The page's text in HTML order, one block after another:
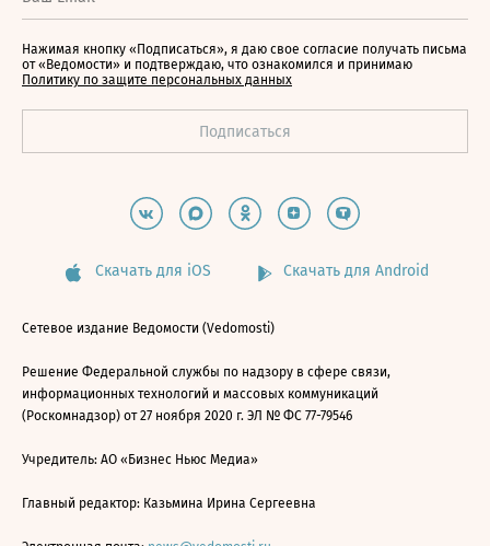
Нажимая кнопку «Подписаться», я даю свое согласие получать письма
от «Ведомости» и подтверждаю, что ознакомился и принимаю
Политику по защите персональных данных
Скачать для iOS Скачать для Android
Сетевое издание Ведомости (Vedomosti)
Решение Федеральной службы по надзору в сфере связи,
информационных технологий и массовых коммуникаций
(Роскомнадзор) от 27 ноября 2020 г. ЭЛ № ФС 77-79546
Учредитель: АО «Бизнес Ньюс Медиа»
Главный редактор: Казьмина Ирина Сергеевна